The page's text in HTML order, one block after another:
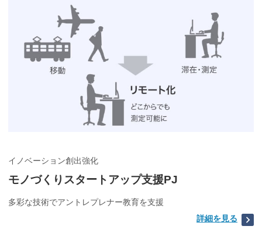
イノベーション創出強化
モノづくりスタートアップ支援PJ
多彩な技術でアントレプレナー教育を支援
詳細を見る